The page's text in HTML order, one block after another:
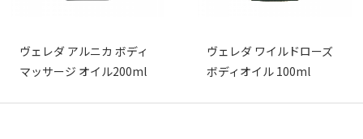
ヴェレダ アルニカ ボディ
マッサージ オイル200ml
ヴェレダ ワイルドローズ
ボディオイル 100ml